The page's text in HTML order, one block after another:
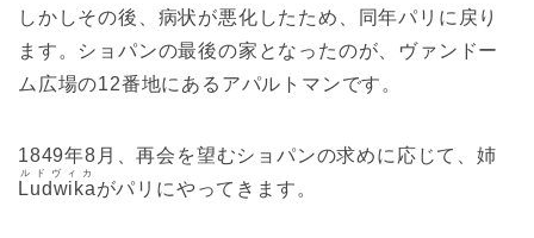
しかしその後、病状が悪化したため、同年パリに戻り
ます。ショパンの最後の家となったのが、ヴァンドー
ム広場の12番地にあるアパルトマンです。
1849年8月、再会を望むショパンの求めに応じて、姉
Ludwika
ルドヴィカ
がパリにやってきます。